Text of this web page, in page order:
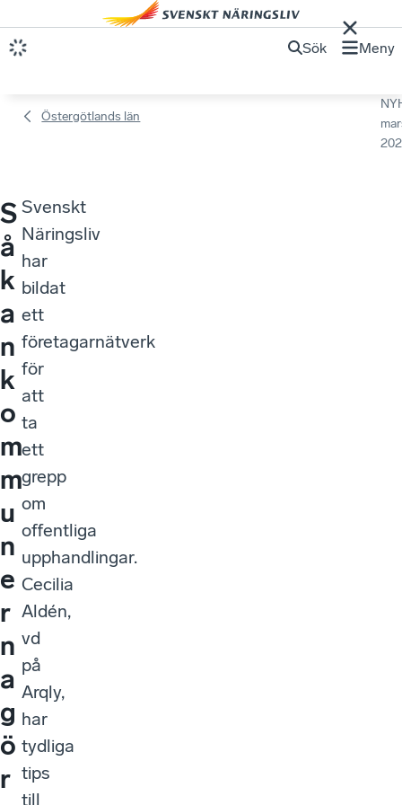
Sök Meny
Östergötlands län
S
å
k
a
n
k
o
m
m
u
n
e
r
n
a
g
ö
r
Svenskt
Näringsliv
har
bildat
ett
företagarnätverk
för
att
ta
ett
grepp
om
offentliga
upphandlingar.
Cecilia
Aldén,
vd
på
Arqly,
har
tydliga
tips
till